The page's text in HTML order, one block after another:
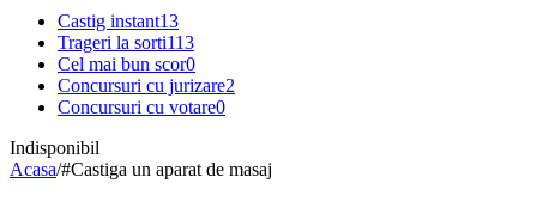
Castig instant13
Trageri la sorti113
Cel mai bun scor0
Concursuri cu jurizare2
Concursuri cu votare0
Indisponibil
Acasa/#Castiga un aparat de masaj